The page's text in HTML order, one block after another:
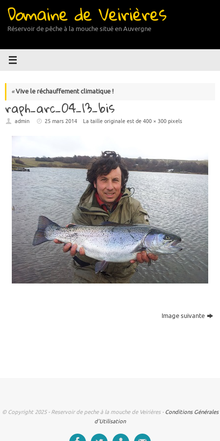
contenu
Domaine de Veirières
Réservoir de pêche à la mouche situé en Auvergne
«Vive le réchauffement climatique !
raph_arc_04_13_bis
admin 25 mars 2014 La taille originale est de400 × 300 pixels
Image suivante
© Copyright 2025 - Reservoir de peche à la mouche de Veirières - Conditions Générales
d'Utilisation